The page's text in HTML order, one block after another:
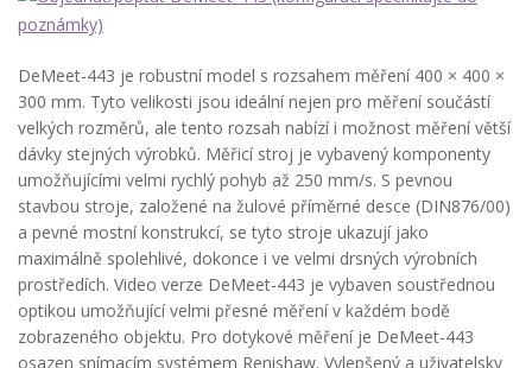
DeMeet-443 je robustní model s rozsahem měření 400 × 400 ×
300 mm. Tyto velikosti jsou ideální nejen pro měření součástí
velkých rozměrů, ale tento rozsah nabízí i možnost měření větší
dávky stejných výrobků. Měřicí stroj je vybavený komponenty
umožňujícími velmi rychlý pohyb až 250 mm/s. S pevnou
stavbou stroje, založené na žulové příměrné desce (DIN876/00)
a pevné mostní konstrukcí, se tyto stroje ukazují jako
maximálně spolehlivé, dokonce i ve velmi drsných výrobních
prostředích. Video verze DeMeet-443 je vybaven soustřednou
optikou umožňující velmi přesné měření v každém bodě
zobrazeného objektu. Pro dotykové měření je DeMeet-443
osazen snímacím systémem Renishaw. Vylepšený a uživatelsky